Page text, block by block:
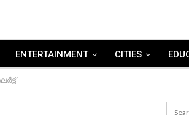
ENTERTAINMENT CITIES